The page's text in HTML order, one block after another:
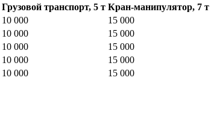
Грузовой транспорт, 5 т Кран-манипулятор, 7 т
10 000 15 000
10 000 15 000
10 000 15 000
10 000 15 000
10 000 15 000